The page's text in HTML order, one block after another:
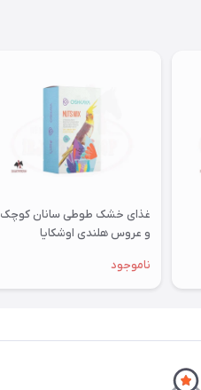
غذای خشک طوطی سانان کوچک
و عروس هلندی اوشکایا
ناموجود